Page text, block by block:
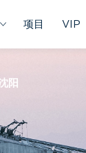
项目 VIP
阳